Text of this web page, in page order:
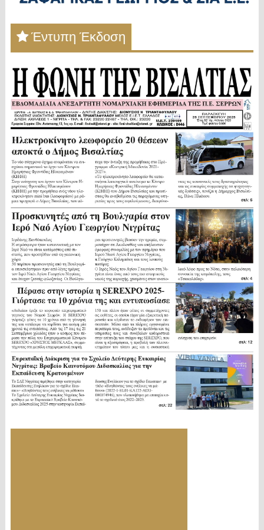
Έντυπη Έκδοση